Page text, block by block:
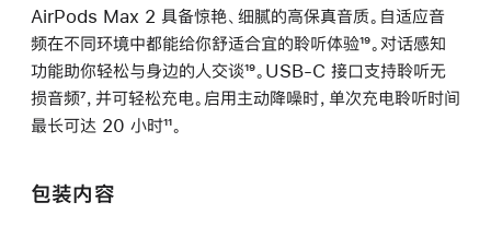
注
AirPods Max 2 具备惊艳、细腻的高保真音质。自适应音
频在不同环境中都能给你舒适合宜的聆听体验脚
注
¹⁹。对话感知
功能助你轻松与身边的人交谈脚
注
¹⁹。USB-C 接口支持聆听无
损音频脚
注
⁷，并可轻松充电。启用主动降噪时，单次充电聆听时间
最长可达 20 小时脚
¹¹。
包装内容